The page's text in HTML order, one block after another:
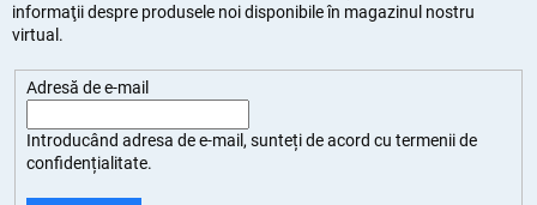
informaţii despre produsele noi disponibile în magazinul nostru
virtual.
Adresă de e-mail
Introducând adresa de e-mail, sunteți deacord cu termenii de
confidențialitate.